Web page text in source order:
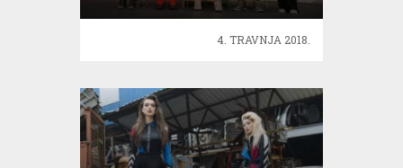
4. TRAVNJA 2018.